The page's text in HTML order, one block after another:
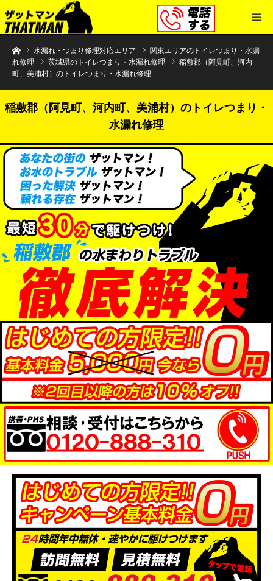
水まわりトラブル解決のザットマン
水漏れ・つまり修理対応エリア
関東エリアのトイレつまり・水漏
れ修理
茨城県のトイレつまり・水漏れ修理
稲敷郡（阿見町、河内
町、美浦村）のトイレつまり・水漏れ修理
稲敷郡（阿見町、河内町、美浦村）のトイレつまり・
水漏れ修理